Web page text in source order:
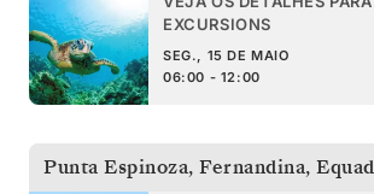
EXCURSIONS
SEG., 15 DE MAIO
06:00 - 12:00
Punta Espinoza, Fernandina,